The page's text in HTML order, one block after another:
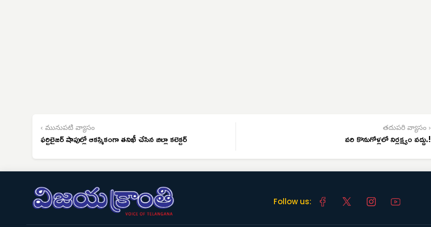
‹ మునుపటి వ్యాసం
ఫర్టిలైజర్ షాపుల్లో ఆకస్మికంగా తనిఖీ చేసిన జిల్లా కలెక్టర్
తదుపరి వ్యాసం ›
వరి కొనుగోళ్లలో నిర్లక్ష్యం వద్దు.!
Follow us: